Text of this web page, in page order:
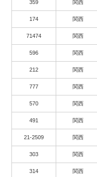
359 関西
174 関西
71474 関西
596 関西
212 関西
777 関西
570 関西
491 関西
21-2509 関西
303 関西
314 関西